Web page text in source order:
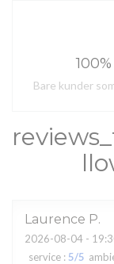
Laurence P
2026-08-04 -
service : 5/5
Bare kunder